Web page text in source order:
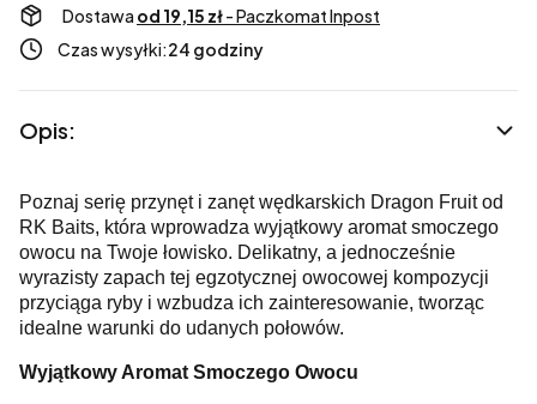
Dostawa od 19,15 zł- Paczkomat Inpost
Czas wysyłki:24 godziny
Opis:
Poznaj serię przynęt i zanęt wędkarskich Dragon Fruit od
RK Baits, która wprowadza wyjątkowy aromat smoczego
owocu na Twoje łowisko. Delikatny, a jednocześnie
wyrazisty zapach tej egzotycznej owocowej kompozycji
przyciąga ryby i wzbudza ich zainteresowanie, tworząc
idealne warunki do udanych połowów.
Wyjątkowy Aromat Smoczego Owocu